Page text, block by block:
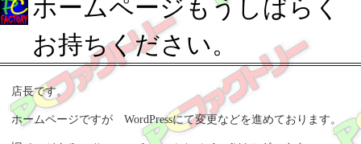
ホームページもうしばらく
お持ちください。
店長です。
ホームページですが WordPressにて変更などを進めております。